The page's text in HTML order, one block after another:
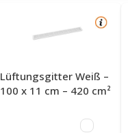
Lüftungsgitter Weiß –
100 x 11 cm – 420 cm²